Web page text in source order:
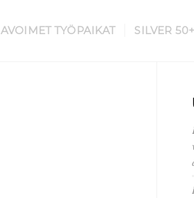
AVOIMET TYÖPAIKAT SILVER 50+